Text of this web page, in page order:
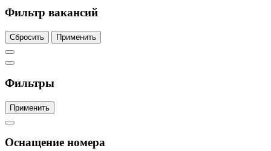
Фильтр вакансий
Сбросить Применить
Фильтры
Применить
Оснащение номера